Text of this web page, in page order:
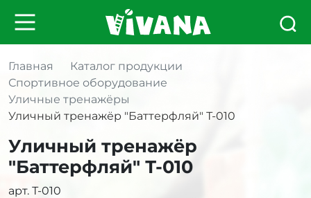
Главная
Каталог продукции
Спортивное оборудование
Уличные тренажёры
Уличный тренажёр "Баттерфляй" Т-010
Уличный тренажёр
"Баттерфляй" Т-010
арт. Т-010